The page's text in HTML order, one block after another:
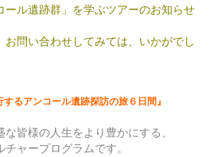
ール遺跡群」を学ぶツアーのお知らせ
問い合わせしてみては、いかがでし
るアンコール遺跡探訪の旅６日間』
皆様の人生をより豊かにする、
ャープログラムです。